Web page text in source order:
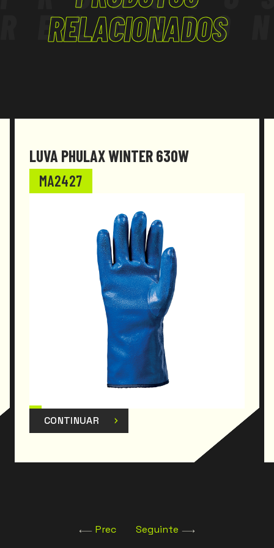
RELACIONADOS
LUVA PHULAX WINTER 630W
MA2427
CONTINUAR
Prec Seguinte